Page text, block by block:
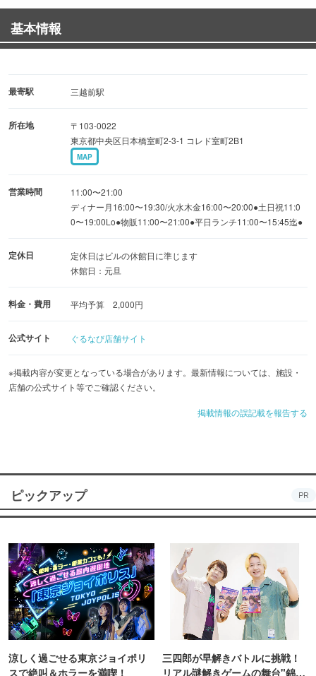
・三井記念美術館・TOHOシネマズ日本橋 映画割引【半券
orスマホ掲示5%off(セール品・ハッピアワー不可)】
■飲食 or 物販■金券ご利用・三井クリニック食事券・三井
ーバンショッピング券・日本橋お食事券
幹事さん応援プラン「会食プラン2500円」中国茶と中華コ
ース。先ずはお気軽にお問い合わせください。趣味の集ま
りなどにもぜひお薦めです。
基本情報
最寄駅 三越前駅
所在地
〒103-0022
東京都中央区日本橋室町2-3-1 コレド室町2B1
MAP
営業時間
11:00〜21:00
ディナー月16:00〜19:30/火水木金16:00〜20:00●土日祝11:0
0〜19:00Lo●物販11:00〜21:00●平日ランチ11:00〜15:45迄●
定休日
定休日はビルの休館日に準じます
休館日：元旦
料金・費用 平均予算 2,000円
公式サイト ぐるなび店舗サイト
※掲載内容が変更となっている場合があります。最新情報については、施設・
店舗の公式サイト等でご確認ください。
掲載情報の誤記載を報告する
ピックアップ PR
涼しく過ごせる東京ジョイポリ
スで絶叫＆ホラーを満喫！
三四郎が早解きバトルに挑戦！
リアル謎解きゲームの舞台"錦糸